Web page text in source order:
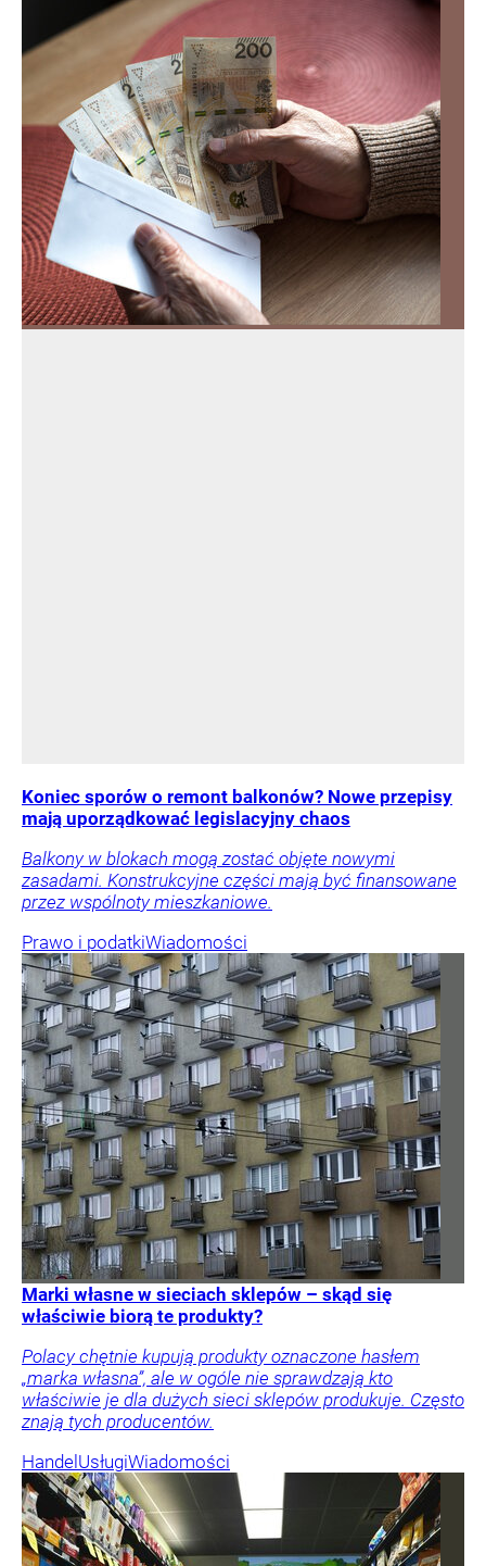
Koniec sporów o remont balkonów? Nowe przepisy
mają uporządkować legislacyjny chaos
Balkony w blokach mogą zostać objęte nowymi
zasadami. Konstrukcyjne części mają być finansowane
przez wspólnoty mieszkaniowe.
Prawo i podatkiWiadomości
Marki własne w sieciach sklepów – skąd się
właściwie biorą te produkty?
Polacy chętnie kupują produkty oznaczone hasłem
„marka własna”, ale w ogóle nie sprawdzają kto
właściwie je dla dużych sieci sklepów produkuje. Często
znają tych producentów.
HandelUsługiWiadomości